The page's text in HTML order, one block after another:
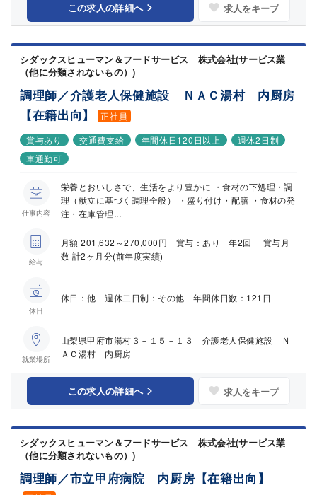
この求人の詳細へ 求人をキープ
シダックスヒューマン＆フードサービス 株式会社(サービス業
（他に分類されないもの）)
調理師／介護老人保健施設 ＮＡＣ湯村 内厨房
【在籍出向】
正社員
賞与あり
交通費支給 年間休日120日以上
週休2日制
車通勤可
仕事内容
栄養とおいしさで、生活をより豊かに ・食材の下処理・調
理（献立に基づく調理全般） ・盛り付け・配膳 ・食材の発
注・在庫管理...
給与
月額 201,632～270,000円 賞与：あり 年2回 賞与月
数 計2ヶ月分(前年度実績)
休日
休日：他 週休二日制：その他 年間休日数：121日
就業場所
山梨県甲府市湯村３－１５－１３ 介護老人保健施設 Ｎ
ＡＣ湯村 内厨房
この求人の詳細へ 求人をキープ
シダックスヒューマン＆フードサービス 株式会社(サービス業
（他に分類されないもの）)
調理師／市立甲府病院 内厨房【在籍出向】